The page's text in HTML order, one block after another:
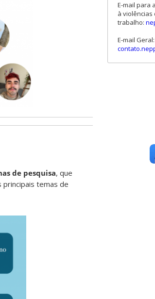
de pesquisa, que
temas de
E-mail para
à violências
trabalho:
E-mail Geral: